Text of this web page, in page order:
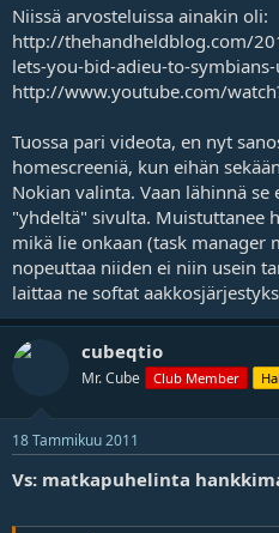
Niissä arvosteluissa ainakin oli:
http://thehandheldblog.com/
lets-you-bid-adieu-to-
http://www.youtube.com/
Tuossa pari videota, en nyt
homescreeniä, kun eihän
Nokian valinta. Vaan lähinnä
"yhdeltä" sivulta. Muistuttanee
mikä lie onkaan (task manager
nopeuttaa niiden ei niin usein
laittaa ne softat
cubeqtio
Mr. Cube Club Member
18 Tammikuu 2011
Vs: matkapuhelinta